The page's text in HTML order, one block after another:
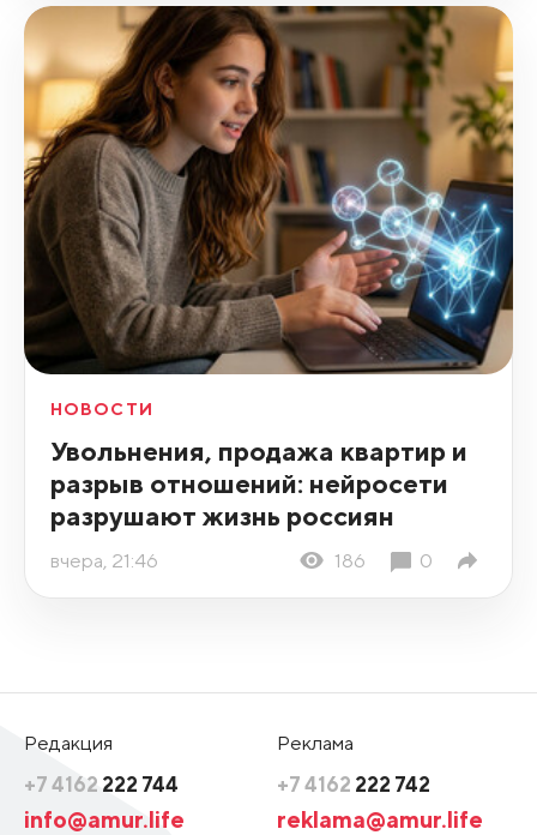
НОВОСТИ
Увольнения, продажа квартир и
разрыв отношений: нейросети
разрушают жизнь россиян
вчера, 21:46 186 0
Редакция
+7 4162 222 744
info@amur.life
Реклама
+7 4162 222 742
reklama@amur.life